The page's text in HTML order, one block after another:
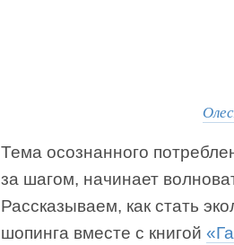
Тема осознанного
за шагом, начинает
Рассказываем, как стать
шопинга вместе с книгой